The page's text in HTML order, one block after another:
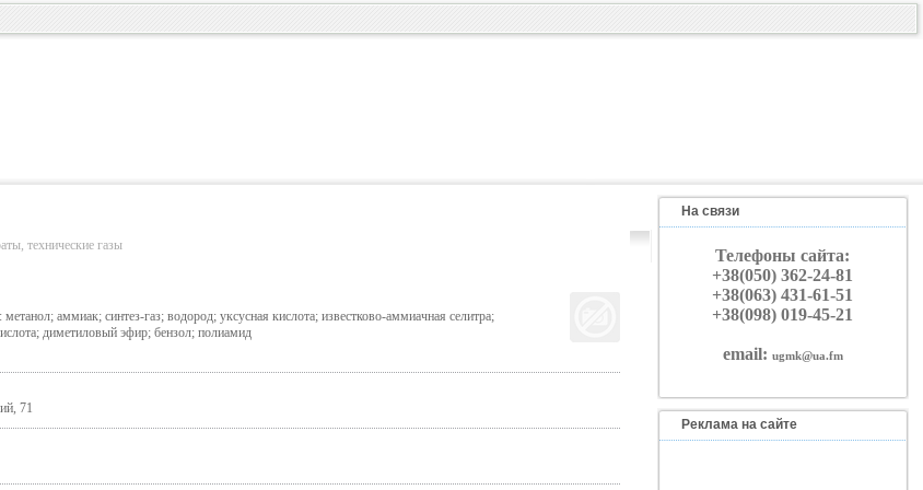
технические газы
аммиак; синтез-газ; водород; уксусная кислота; известково-аммиачная селитра;
диметиловый эфир; бензол; полиамид
71
На связи
Телефоны сайта:
+38(050) 362-24-81
+38(063) 431-61-51
+38(098) 019-45-21
email: ugmk@ua.fm
Реклама на сайте